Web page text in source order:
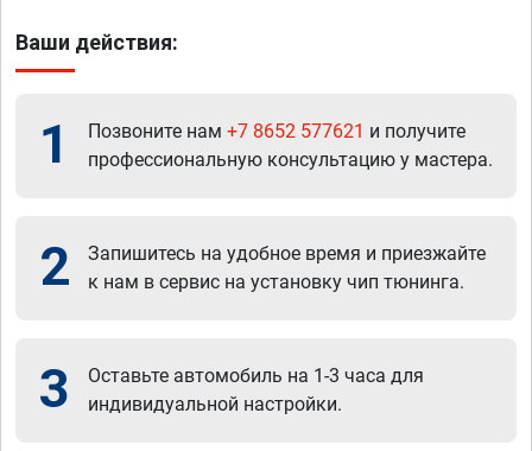
Ваши действия:
1 Позвоните нам +7 8652 577621 и получите
профессиональную консультацию у мастера.
2
Запишитесь на удобное время и приезжайте
к нам в сервис на установку чип тюнинга.
3
Оставьте автомобиль на 1-3 часа для
индивидуальной настройки.